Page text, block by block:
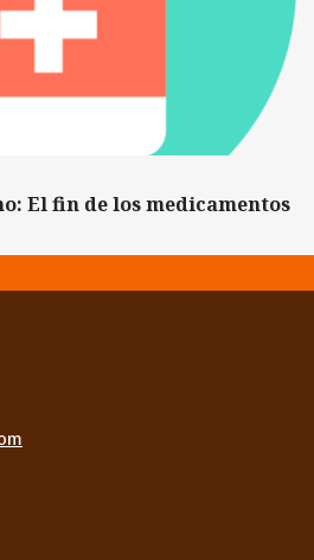
El fin de los medicamentos